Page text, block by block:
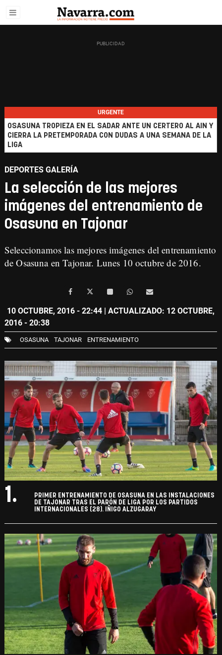
URGENTE
OSASUNA TROPIEZA EN EL SADAR ANTE UN CERTERO AL AIN Y
CIERRA LA PRETEMPORADA CON DUDAS A UNA SEMANA DE LA
LIGA
DEPORTES GALERÍA
La selección de las mejores
imágenes del entrenamiento de
Osasuna en Tajonar
Seleccionamos las mejores imágenes del entrenamiento
de Osasuna en Tajonar. Lunes 10 octubre de 2016.
10 OCTUBRE, 2016 - 22:44 | ACTUALIZADO: 12 OCTUBRE,
2016 - 20:38
OSASUNA TAJONAR ENTRENAMIENTO
1.
PRIMER ENTRENAMIENTO DE OSASUNA EN LAS INSTALACIONES
DE TAJONAR TRAS EL PARÓN DE LIGA POR LOS PARTIDOS
INTERNACIONALES (28). IÑIGO ALZUGARAY